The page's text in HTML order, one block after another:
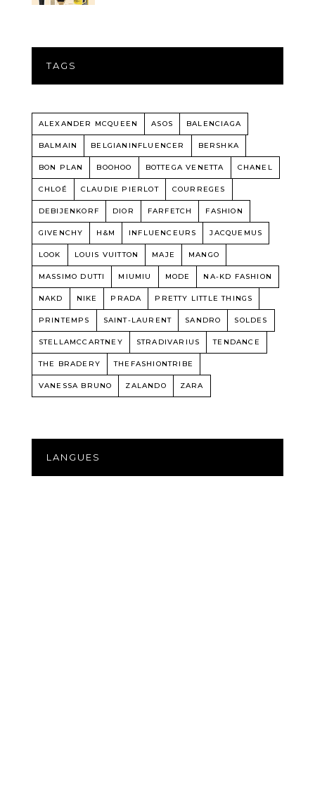
TAGS
ALEXANDER MCQUEEN ASOS BALENCIAGA
BALMAIN BELGIANINFLUENCER BERSHKA
BON PLAN BOOHOO BOTTEGA VENETTA CHANEL
CHLOÉ CLAUDIE PIERLOT COURREGES
DEBIJENKORF DIOR FARFETCH FASHION
GIVENCHY H&M INFLUENCEURS JACQUEMUS
LOOK LOUIS VUITTON MAJE MANGO
MASSIMO DUTTI MIUMIU MODE NA-KD FASHION
NAKD NIKE PRADA PRETTY LITTLE THINGS
PRINTEMPS SAINT-LAURENT SANDRO SOLDES
STELLAMCCARTNEY STRADIVARIUS TENDANCE
THE BRADERY THEFASHIONTRIBE
VANESSA BRUNO ZALANDO ZARA
LANGUES